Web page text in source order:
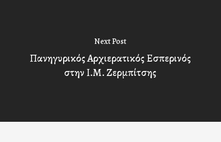
Next Post
Πανηγυρικός Αρχιερατικός Εσπερινός
στην Ι.Μ. Ζερμπίτσης